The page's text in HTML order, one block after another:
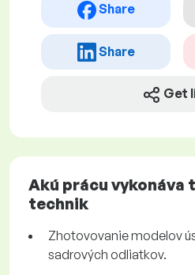
Share
Share
Get
Akú prácu vykonáva
technik
Zhotovovanie modelov
sadrových odliatkov.